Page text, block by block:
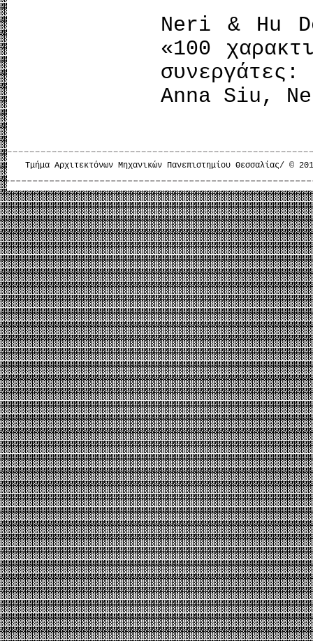
Neri & Hu
«100
Anna Siu,
Τμήμα Αρχιτεκτόνων Μηχανικών Πανεπιστημίου Θεσσαλίας/ ©